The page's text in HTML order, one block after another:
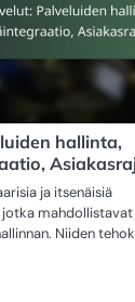
hallinta,
ja itsenäisiä
mahdollistavat
Niiden